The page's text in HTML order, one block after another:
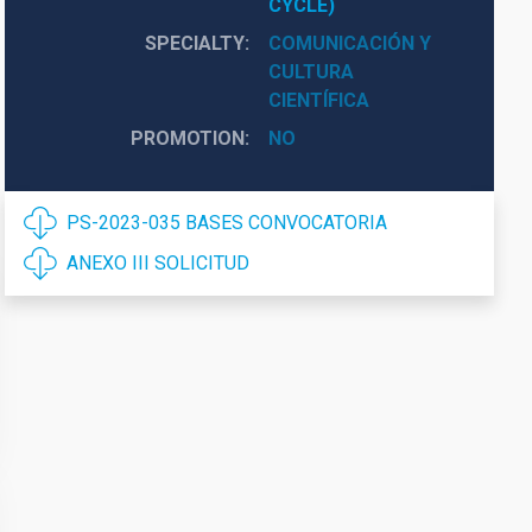
CYCLE)
SPECIALTY
COMUNICACIÓN Y
CULTURA
CIENTÍFICA
PROMOTION
NO
PS-2023-035 BASES CONVOCATORIA
ANEXO III SOLICITUD